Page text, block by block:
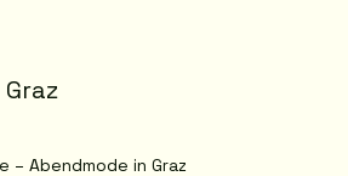
– Abendmode in Graz